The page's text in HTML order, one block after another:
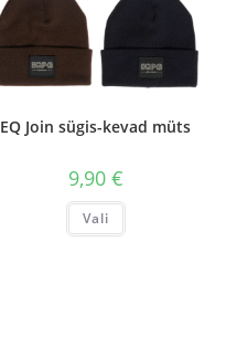
EQ Join sügis-kevad müts
9,90 €
Vali
Sellel